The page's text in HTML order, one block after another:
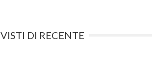
VISTI DI RECENTE